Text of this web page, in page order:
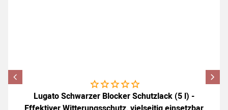
Noch keine Bewertungen abgegeben
Lugato Schwarzer Blocker Schutzlack (5 l) -